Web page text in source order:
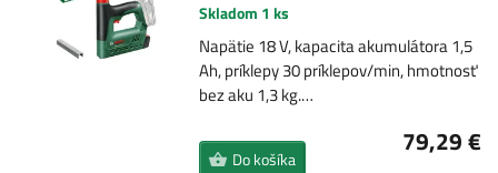
Skladom 1 ks
Napätie 18 V, kapacita akumulátora 1,5
Ah, príklepy 30 príklepov/min, hmotnosť
bez aku 1,3 kg.…
79,29 €
Do košíka